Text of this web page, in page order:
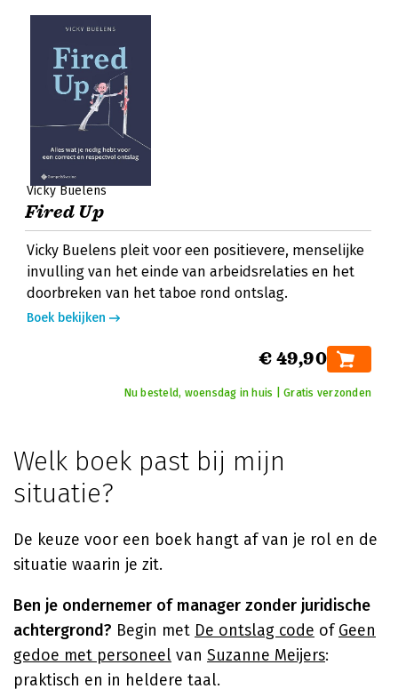
Vicky Buelens
Fired Up
Vicky Buelens pleit voor een positievere, menselijke
invulling van het einde van arbeidsrelaties en het
doorbreken van het taboe rond ontslag.
Boek bekijken
€ 49,90
Nu besteld, woensdag in huis | Gratis verzonden
Welk boek past bij mijn
situatie?
De keuze voor een boek hangt af van je rol en de
situatie waarin je zit.
Ben je ondernemer of manager zonder juridische
achtergrond? Begin met De ontslag code of Geen
gedoe met personeel van Suzanne Meijers:
praktisch en in heldere taal.